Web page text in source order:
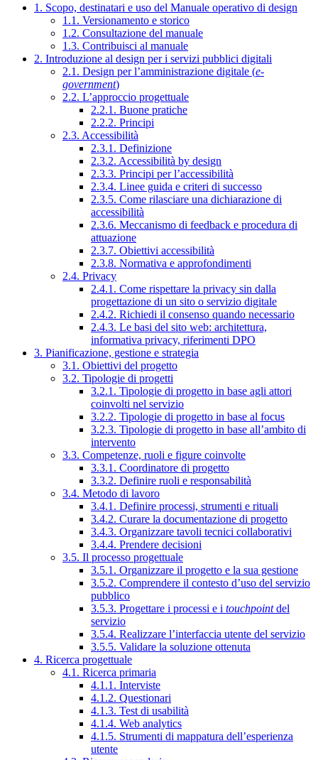
1. Scopo, destinatari e uso del Manuale operativo di design
1.1. Versionamento e storico
1.2. Consultazione del manuale
1.3. Contribuisci al manuale
2. Introduzione al design per i servizi pubblici digitali
2.1. Design per l’amministrazione digitale (e-
government)
2.2. L’approccio progettuale
2.2.1. Buone pratiche
2.2.2. Principi
2.3. Accessibilità
2.3.1. Definizione
2.3.2. Accessibilità by design
2.3.3. Principi per l’accessibilità
2.3.4. Linee guida e criteri di successo
2.3.5. Come rilasciare una dichiarazione di
accessibilità
2.3.6. Meccanismo di feedback e procedura di
attuazione
2.3.7. Obiettivi accessibilità
2.3.8. Normativa e approfondimenti
2.4. Privacy
2.4.1. Come rispettare la privacy sin dalla
progettazione di un sito o servizio digitale
2.4.2. Richiedi il consenso quando necessario
2.4.3. Le basi del sito web: architettura,
informativa privacy, riferimenti DPO
3. Pianificazione, gestione e strategia
3.1. Obiettivi del progetto
3.2. Tipologie di progetti
3.2.1. Tipologie di progetto in base agli attori
coinvolti nel servizio
3.2.2. Tipologie di progetto in base al focus
3.2.3. Tipologie di progetto in base all’ambito di
intervento
3.3. Competenze, ruoli e figure coinvolte
3.3.1. Coordinatore di progetto
3.3.2. Definire ruoli e responsabilità
3.4. Metodo di lavoro
3.4.1. Definire processi, strumenti e rituali
3.4.2. Curare la documentazione di progetto
3.4.3. Organizzare tavoli tecnici collaborativi
3.4.4. Prendere decisioni
3.5. Il processo progettuale
3.5.1. Organizzare il progetto e la sua gestione
3.5.2. Comprendere il contesto d’uso del servizio
pubblico
3.5.3. Progettare i processi e i touchpointdel
servizio
3.5.4. Realizzare l’interfaccia utente del servizio
3.5.5. Validare la soluzione ottenuta
4. Ricerca progettuale
4.1. Ricerca primaria
4.1.1. Interviste
4.1.2. Questionari
4.1.3. Test di usabilità
4.1.4. Web analytics
4.1.5. Strumenti di mappatura dell’esperienza
utente